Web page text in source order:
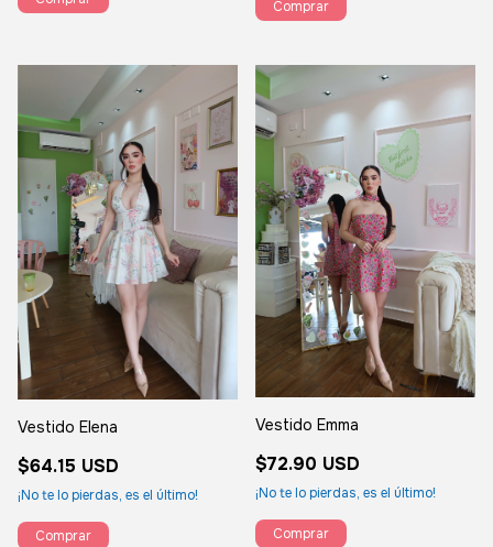
Comprar
Vestido Elena
$64.15 USD
¡No te lo pierdas, es el último!
Comprar
Vestido Emma
$72.90 USD
¡No te lo pierdas, es el último!
Comprar